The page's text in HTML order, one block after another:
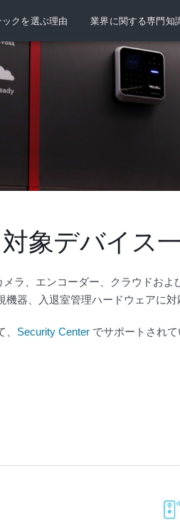
クを選ぶ理由 業界に関する専門知
象デバイス
ラ、エンコーダー、クラウドおよ
機器、入退室管理ハードウェアに対
Security Center でサポートされ